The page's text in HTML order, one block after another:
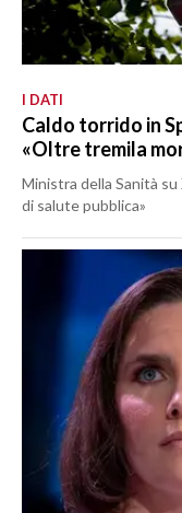
I DATI
Caldo torrido in
«Oltre tremila
Ministra della Sanità
di salute pubblica»